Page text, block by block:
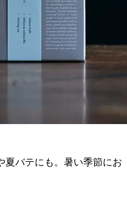
夏バテにも。暑い季節にお